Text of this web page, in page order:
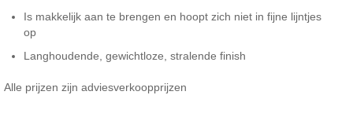
Is makkelijk aan te brengen en hoopt zich niet in fijne lijntjes
op
Langhoudende, gewichtloze, stralende finish
Alle prijzen zijn adviesverkoopprijzen